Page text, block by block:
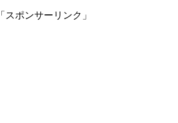
「スポンサーリンク」